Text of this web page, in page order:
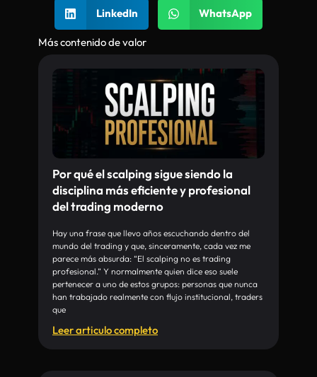
LinkedIn WhatsApp
Más contenido de valor
Por qué el scalping sigue siendo la
disciplina más eficiente y profesional
del trading moderno
Hay una frase que llevo años escuchando dentro del
mundo del trading y que, sinceramente, cada vez me
parece más absurda: “El scalping no es trading
profesional.” Y normalmente quien dice eso suele
pertenecer a uno de estos grupos: personas que nunca
han trabajado realmente con flujo institucional, traders
que
Leer articulo completo